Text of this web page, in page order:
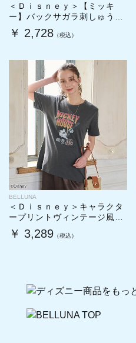
＜Ｄｉｓｎｅｙ＞【ミッキ
ー】バックサガラ刺しゅうワ
イドシルエットＴシャツ
￥ 2,728
BELLUNA
＜Ｄｉｓｎｅｙ＞キャラクタ
ープリントヴィンテージ風Ｔ
シャツ
￥ 3,289